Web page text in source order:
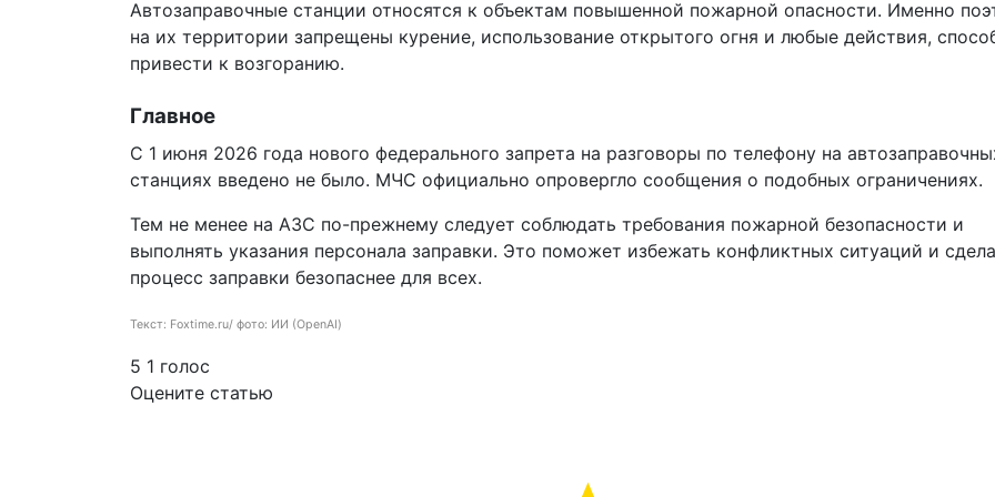
Автозаправочные станции относятся к объектам повышенной пожарной опасности. Именно
на их территории запрещены курение, использование открытого огня и любые действия,
привести к возгоранию.
Главное
С 1 июня 2026 года нового федерального запрета на разговоры по телефону на
станциях введено не было. МЧС официально опровергло сообщения о подобных ограничениях.
Тем не менее на АЗС по-прежнему следует соблюдать требования пожарной безопасности и
выполнять указания персонала заправки. Это поможет избежать конфликтных ситуаций и
процесс заправки безопаснее для всех.
Текст: Foxtime.ru/ фото: ИИ (ОpenAI)
5 1 голос
Оцените статью